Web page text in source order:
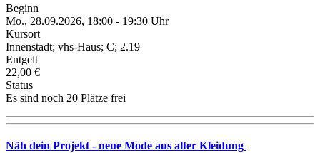
Beginn
Mo., 28.09.2026, 18:00 - 19:30 Uhr
Kursort
Innenstadt; vhs-Haus; C; 2.19
Entgelt
22,00 €
Status
Es sind noch 20 Plätze frei
Näh dein Projekt - neue Mode aus alter Kleidung